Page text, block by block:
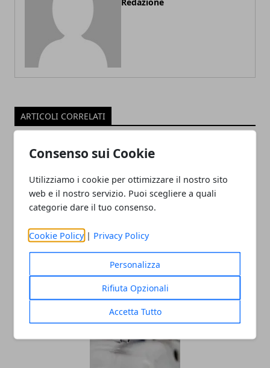
Consenso sui Cookie
Utilizziamo i cookie per ottimizzare il nostro sito
web e il nostro servizio. Puoi scegliere a quali
categorie dare il tuo consenso.
Cookie Policy | Privacy Policy
Personalizza
Rifiuta Opzionali
Accetta Tutto
ARTICOLI CORRELATI
Intervista.it: come un’intervista
fortifica la reputazione digitale